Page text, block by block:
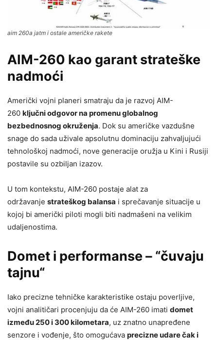
aim 260a jatm i ostale američke rakete
AIM-260 kao garant strateške
nadmoći
Američki vojni planeri smatraju da je razvoj AIM-
260 ključni odgovor na promenu globalnog
bezbednosnog okruženja. Dok su američke vazdušne
snage do sada uživale apsolutnu dominaciju zahvaljujući
tehnološkoj nadmoći, nove generacije oružja u Kini i Rusiji
postavile su ozbiljan izazov.
U tom kontekstu, AIM-260 postaje alat za
održavanje strateškog balansa i sprečavanje situacije u
kojoj bi američki piloti mogli biti nadmašeni na velikim
udaljenostima.
Domet i performanse – “čuvaju
tajnu“
Iako precizne tehničke karakteristike ostaju poverljive,
vojni analitičari procenjuju da će AIM-260 imati domet
između 250 i 300 kilometara, uz znatno unapređene
senzore i vođenje, što omogućava precizne udare čak i